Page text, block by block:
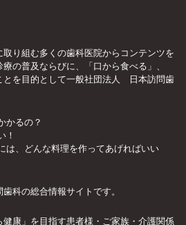
り組む多くの歯科医院からコンテンツを
の普及ならびに、「口から食べる」、
とを目的として一般社団法人 日本訪問歯
かるの？
！
は、どんな料理を作ってあげればいい
科の総合情報サイトです。
健康」を目指す患者様・ご家族・介護関係